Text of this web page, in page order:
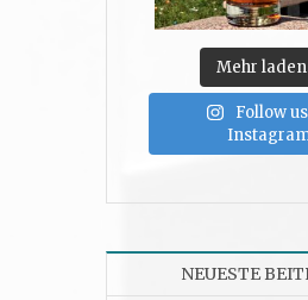
Mehr
Follow
NEUESTE